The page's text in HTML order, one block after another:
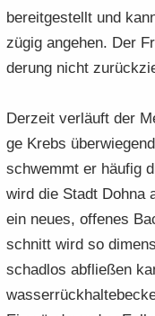
be­reit­ge­stellt und
zügig an­ge­hen. Der
de­rung nicht
Der­zeit ver­läuft der
ge Krebs
schwemmt er häu­fig
wird die Stadt Dohna
ein neues, of­fe­nes
schnitt wird so
schad­los ab­flie­ßen